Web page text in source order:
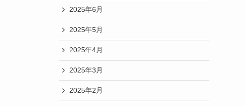
2025年6月
2025年5月
2025年4月
2025年3月
2025年2月